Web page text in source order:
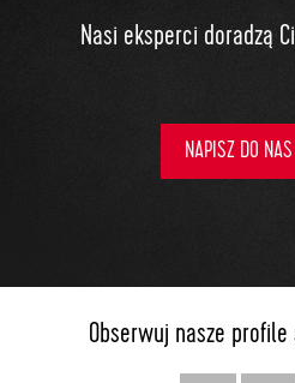
Nasi eksperci doradzą
NAPISZ DO NAS
Obserwuj nasze profile